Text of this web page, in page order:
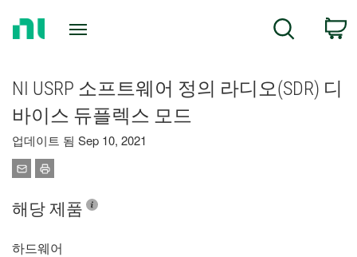
Search
NI USRP 소프트웨어 정의 라디오(SDR) 디
바이스 듀플렉스 모드
업데이트 됨 Sep 10, 2021
해당 제품
하드웨어